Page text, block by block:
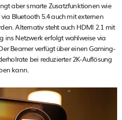
aber smarte Zusatzfunktionen wie
Bluetooth 5.4 auch mit externen
Alternativ steht auch HDMI 2.1 mit
ins Netzwerk erfolgt wahlweise via
Beamer verfügt über einen Gaming-
bei reduzierter 2K-Auflösung
kann.